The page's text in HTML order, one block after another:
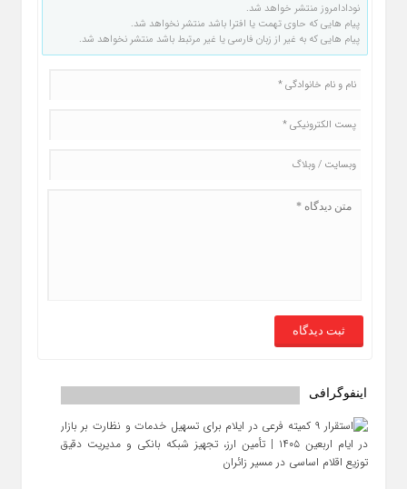
نودادامروز منتشر خواهد شد.
پیام هایی که حاوی تهمت یا افترا باشد منتشر نخواهد شد.
پیام هایی که به غیر از زبان فارسی یا غیر مرتبط باشد منتشر نخواهد شد.
اینفوگرافی